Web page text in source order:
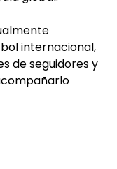
internacional,
de seguidores y